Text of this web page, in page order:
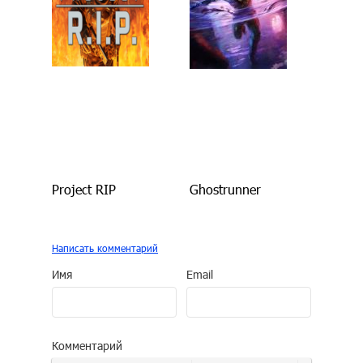
Project RIP Ghostrunner
Написать комментарий
Имя Email
Комментарий